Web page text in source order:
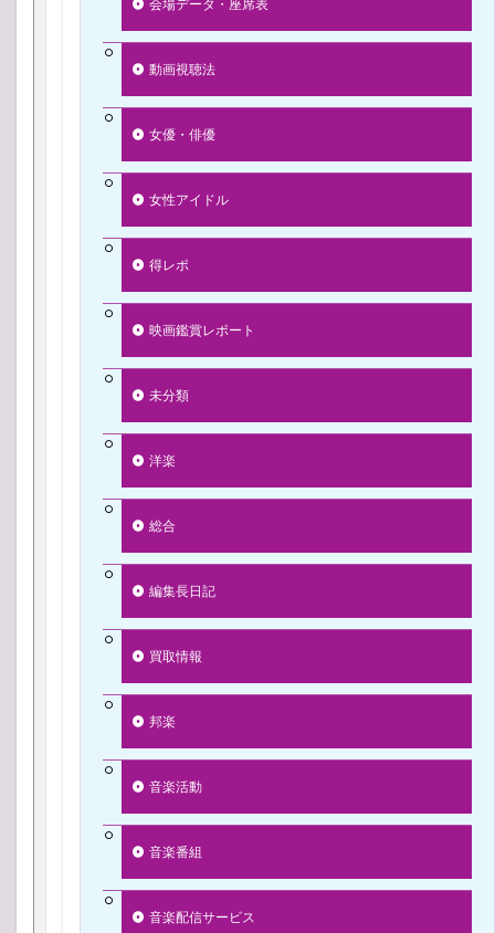
会場データ・座席表
動画視聴法
女優・俳優
女性アイドル
得レポ
映画鑑賞レポート
未分類
洋楽
総合
編集長日記
買取情報
邦楽
音楽活動
音楽番組
音楽配信サービス